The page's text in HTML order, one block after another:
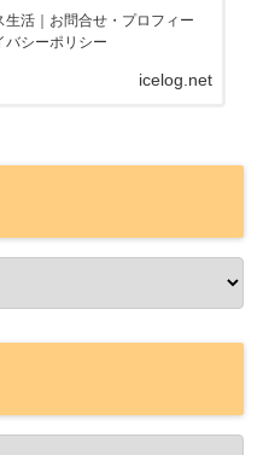
生活｜お問合せ・プロフィー
バシーポリシー
icelog.net